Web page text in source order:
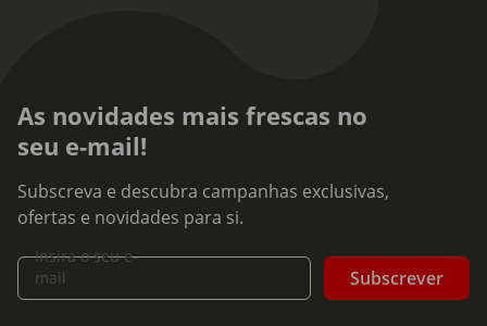
As novidades mais frescas no
seu e-mail!
Subscreva e descubra campanhas exclusivas,
ofertas e novidades para si.
Insira o seu e-
mail
Subscrever